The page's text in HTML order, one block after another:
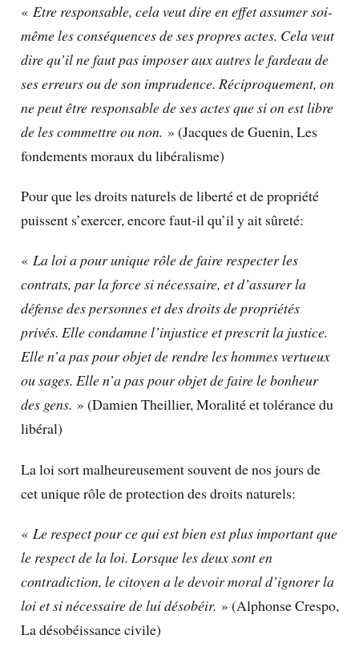
« Etre responsable, cela veut dire en effet assumer soi-
même les conséquences de ses propres actes. Cela veut
dire qu’il ne faut pas imposer aux autres le fardeau de
ses erreurs ou de son imprudence. Réciproquement, on
ne peut être responsable de ses actes que si on est libre
de les commettre ou non. » (Jacques de Guenin, Les
fondements moraux du libéralisme)
Pour que les droits naturels de liberté et de propriété
puissent s’exercer, encore faut-il qu’il y ait sûreté:
« La loi a pour unique rôle de faire respecter les
contrats, par la force si nécessaire, et d’assurer la
défense des personnes et des droits de propriétés
privés. Elle condamne l’injustice et prescrit la justice.
Elle n’a pas pour objet de rendre les hommes vertueux
ou sages. Elle n’a pas pour objet de faire le bonheur
des gens. » (Damien Theillier, Moralité et tolérance du
libéral)
La loi sort malheureusement souvent de nos jours de
cet unique rôle de protection des droits naturels:
« Le respect pour ce qui est bien est plus important que
le respect de la loi. Lorsque les deux sont en
contradiction, le citoyen a le devoir moral d’ignorer la
loi et si nécessaire de lui désobéir. » (Alphonse Crespo,
La désobéissance civile)